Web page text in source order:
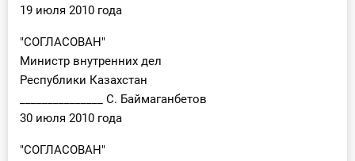
19 июля 2010 года
"СОГЛАСОВАН"
Министр внутренних дел
Республики Казахстан
_______________ С. Баймаганбетов
30 июля 2010 года
"СОГЛАСОВАН"